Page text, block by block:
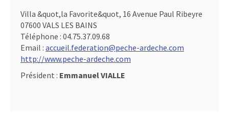
Villa &quot,la Favorite&quot, 16 Avenue Paul Ribeyre
07600 VALS LES BAINS
Téléphone : 04.75.37.09.68
Email : accueil.federation@peche-ardeche.com
http://www.peche-ardeche.com
Président : Emmanuel VIALLE